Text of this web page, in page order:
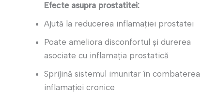
Efecte asupra prostatitei:
Ajută la reducerea inflamației prostatei
Poate ameliora disconfortul și durerea
asociate cu inflamația prostatică
Sprijină sistemul imunitar în combaterea
inflamației cronice